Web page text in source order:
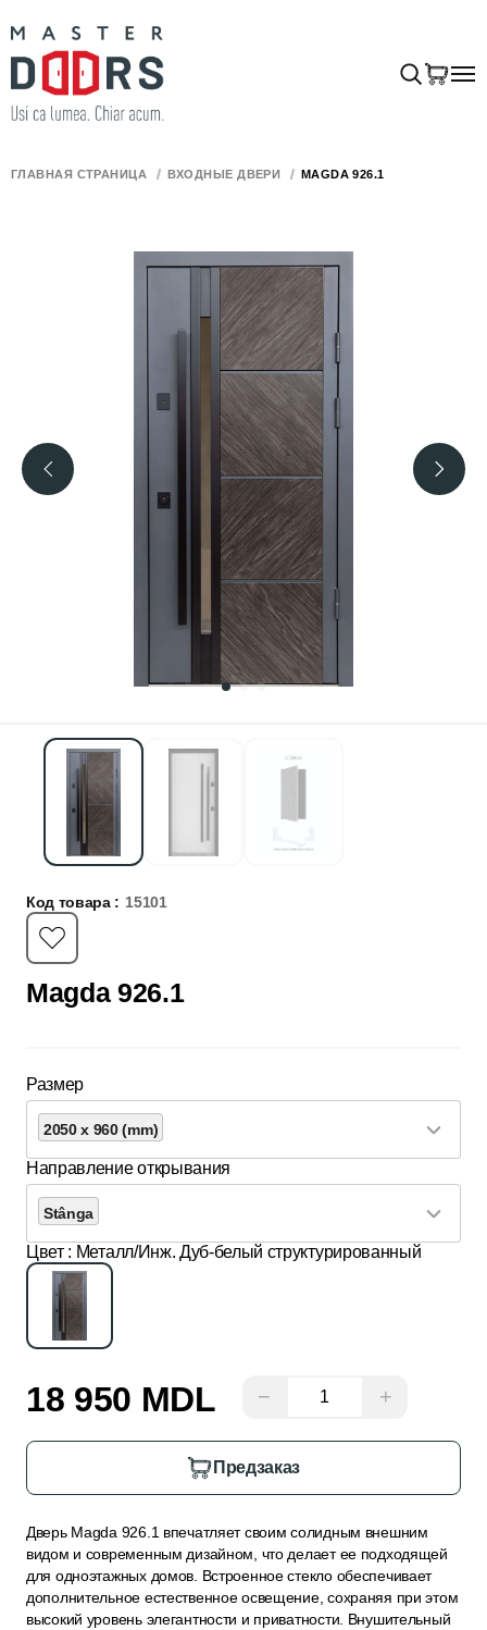
ГЛАВНАЯ СТРАНИЦА ВХОДНЫЕ ДВЕРИ MAGDA 926.1
Код товара : 15101
Magda 926.1
Размер
2050 x 960 (mm)
Направление открывания
Stânga
Цвет : Металл/Инж. Дуб-белый структурированный
18 950 MDL − +
Предзаказ
Дверь Magda 926.1 впечатляет своим солидным внешним
видом и современным дизайном, что делает ее подходящей
для одноэтажных домов. Встроенное стекло обеспечивает
дополнительное естественное освещение, сохраняя при этом
высокий уровень элегантности и приватности. Внушительный